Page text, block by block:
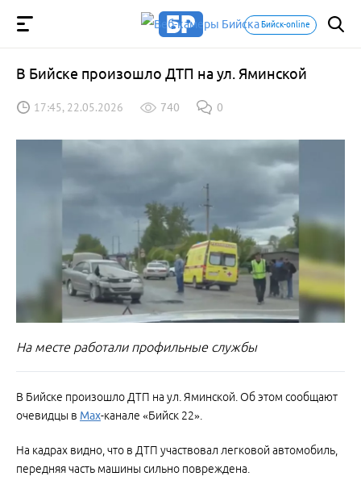
Бийск-online
В Бийске произошло ДТП на ул. Яминской
17:45, 22.05.2026 740 0
На месте работали профильные службы
В Бийске произошло ДТП на ул. Яминской. Об этом сообщают
очевидцы в Мах-канале «Бийск 22».
На кадрах видно, что в ДТП участвовал легковой автомобиль,
передняя часть машины сильно повреждена.